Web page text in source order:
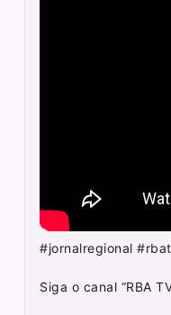
#jornalregional
Siga o canal “RBA